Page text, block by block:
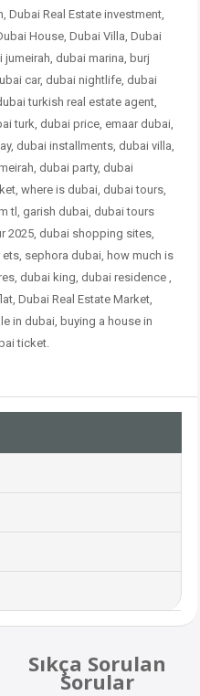
Dubai Real Estate investment,
House, Dubai Villa, Dubai
dubai marina, burj
car, dubai nightlife, dubai
turkish real estate agent,
turk, dubai price, emaar dubai,
dubai installments, dubai villa,
dubai party, dubai
where is dubai, dubai tours,
tl, garish dubai, dubai tours
2025, dubai shopping sites,
sephora dubai, how much is
dubai king, dubai residence ,
Dubai Real Estate Market,
in dubai, buying a house in
ticket.
Sıkça Sorulan
Sorular